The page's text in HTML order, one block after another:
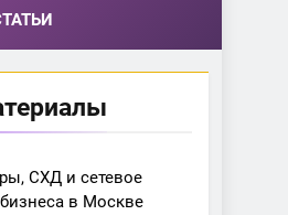
СХД и сетевое
в Москве